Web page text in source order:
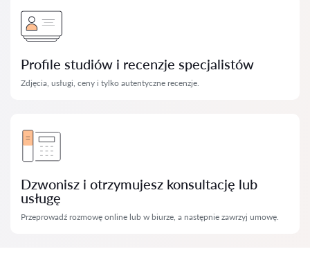
Profile studiów i recenzje specjalistów
Zdjęcia, usługi, ceny i tylko autentyczne recenzje.
Dzwonisz i otrzymujesz konsultację lub
usługę
Przeprowadź rozmowę online lub w biurze, a następnie zawrzyj umowę.